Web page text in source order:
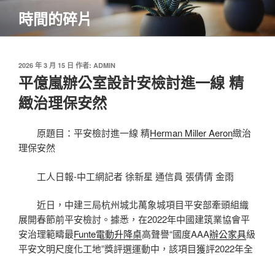
主
時間的碎片
發
佈
於
2026 年 3 月 15 日 作者: ADMIN
平億嵐辦公室設計安檢討進一線 精
緻治理保安然
原題目：平安檢討進一線 精Herman Miller Aeron緻治
理保安然
工人日報-中工網記者 徐新星 通信員 張倩倩 金雨
近日，中建三局杭州城北萬象城項目平安部牽頭組織
展開春節前平安檢討。據悉，在2022年中國建筑業協會平
安治理範疇最Funte電動升降桌高聲譽“國度AAA辦公家具級
平安文明尺度化工地”獎評選運動中，該項目獲評2022年全